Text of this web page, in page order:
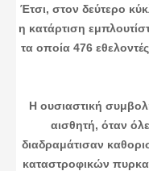
Έτσι, στον δεύτερο
η κατάρτιση
τα οποία 476
Η ουσιαστική
αισθητή, όταν
διαδραμάτισαν
καταστροφικών